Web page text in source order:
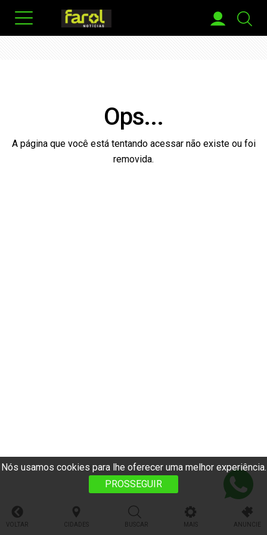
Nós usamos cookies para lhe oferecer uma melhor experiência.
PROSSEGUIR
Ops...
A página que você está tentando acessar não existe ou foi
removida.
VOLTAR CIDADES BUSCAR MAIS ANUNCIE